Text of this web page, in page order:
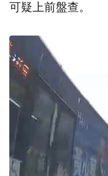
可疑上前盤查。